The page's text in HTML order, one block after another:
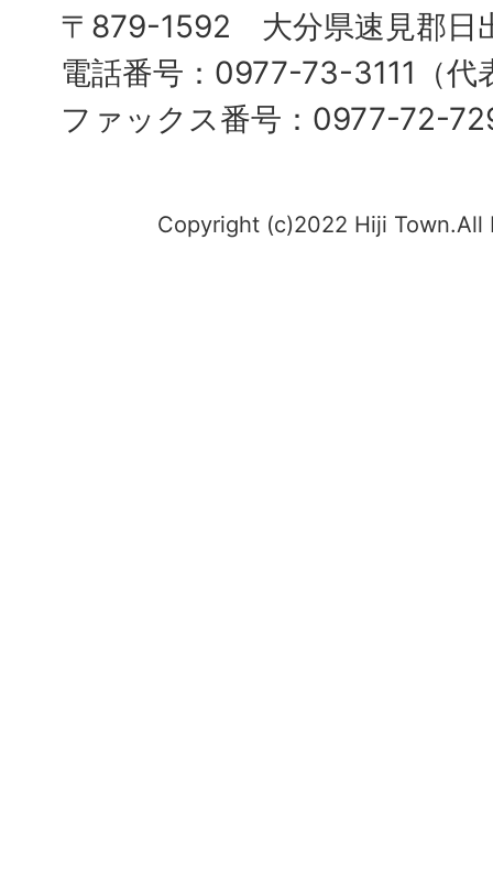
〒879-1592 大分県速見郡日
電話番号：0977-73-3111（代
ファックス番号：0977-72-
Copyright (c)2022 Hiji Town.All